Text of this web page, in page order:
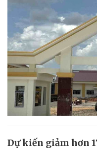
Dự kiến giảm hơn